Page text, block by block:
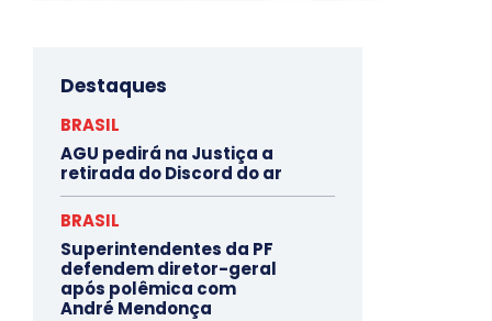
Destaques
BRASIL
AGU pedirá na Justiça a
retirada do Discord do ar
BRASIL
Superintendentes da PF
defendem diretor-geral
após polêmica com
André Mendonça